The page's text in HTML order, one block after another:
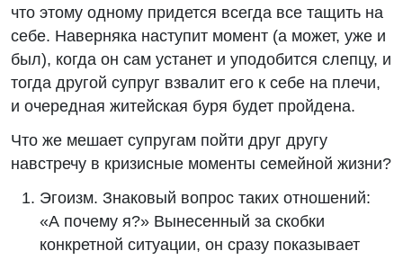
что этому одному придется всегда все тащить на
себе. Наверняка наступит момент (а может, уже и
был), когда он сам устанет и уподобится слепцу, и
тогда другой супруг взвалит его к себе на плечи,
и очередная житейская буря будет пройдена.
Что же мешает супругам пойти друг другу
навстречу в кризисные моменты семейной жизни?
Эгоизм. Знаковый вопрос таких отношений:
«А почему я?» Вынесенный за скобки
конкретной ситуации, он сразу показывает